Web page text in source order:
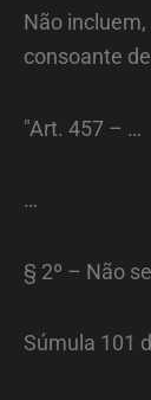
Não
consoante
"Art. 457 – …
…
§ 2º – Não
Súmula 101